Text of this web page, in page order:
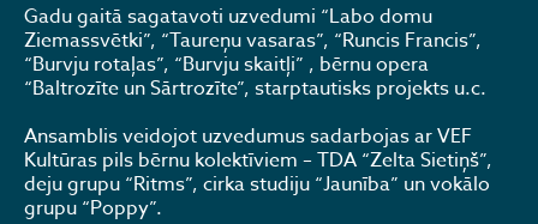
Gadu gaitā sagatavoti uzvedumi “Labo domu
Ziemassvētki”, “Taureņu vasaras”, “Runcis Francis”,
“Burvju rotaļas”, “Burvju skaitļi” , bērnu opera
“Baltrozīte un Sārtrozīte”, starptautisks projekts u.c.
Ansamblis veidojot uzvedumus sadarbojas ar VEF
Kultūras pils bērnu kolektīviem – TDA “Zelta Sietiņš”,
deju grupu “Ritms”, cirka studiju “Jaunība” un vokālo
grupu “Poppy”.